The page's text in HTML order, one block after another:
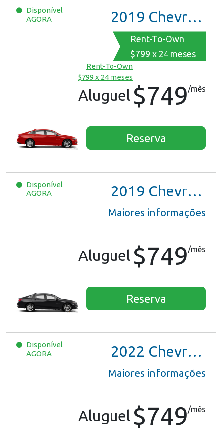
Disponível
AGORA
2019 Chevrolet Malibu
Rent-To-Own
$799 x 24 meses
Rent-To-Own
$799 x 24 meses
Aluguel $749/mês
Reserva
Disponível
AGORA
2019 Chevrolet Malibu
Maiores informações
Aluguel $749/mês
Reserva
Disponível
AGORA
2022 Chevrolet Trax LS
Maiores informações
Aluguel $749/mês